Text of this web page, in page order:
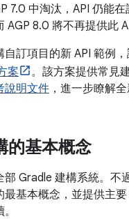
7.0 中淘汰，API 仍能在
8.0 將不再提供此
訂項目的新 API 範例，
案
。該方案提供常見
說明文件 ，進一步瞭解全
的基本概念
Gradle 建構系統。不
最基本概念，並提供主